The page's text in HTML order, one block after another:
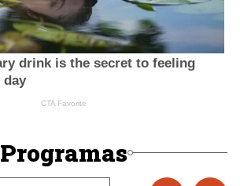
Programas